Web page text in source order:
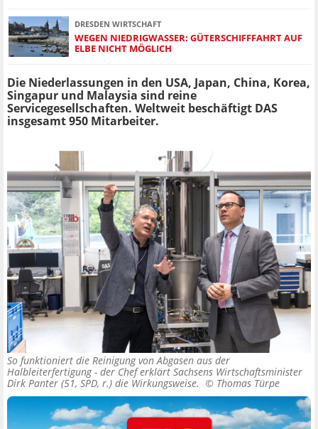
DRESDEN WIRTSCHAFT
WEGEN NIEDRIGWASSER: GÜTERSCHIFFFAHRT AUF
ELBE NICHT MÖGLICH
Die Niederlassungen in den USA, Japan, China, Korea,
Singapur und Malaysia sind reine
Servicegesellschaften. Weltweit beschäftigt DAS
insgesamt 950 Mitarbeiter.
So funktioniert die Reinigung von Abgasen aus der
Halbleiterfertigung - der Chef erklärt Sachsens Wirtschaftsminister
Dirk Panter (51, SPD, r.) die Wirkungsweise. © Thomas Türpe